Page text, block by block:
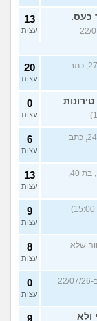
כעס.
כתב ב-22/07/26
13
עצות
(עידן, בן 27, כתב
20
עצות
0
עצות
(אנונימי, בן 24, כתב
6
עצות
(Hayatov, בת 40,
13
עצות
9
עצות
שלא
8
עצות
(אנונימי, בת 18, כתבה ב-22/07/26
0
עצות
ולא